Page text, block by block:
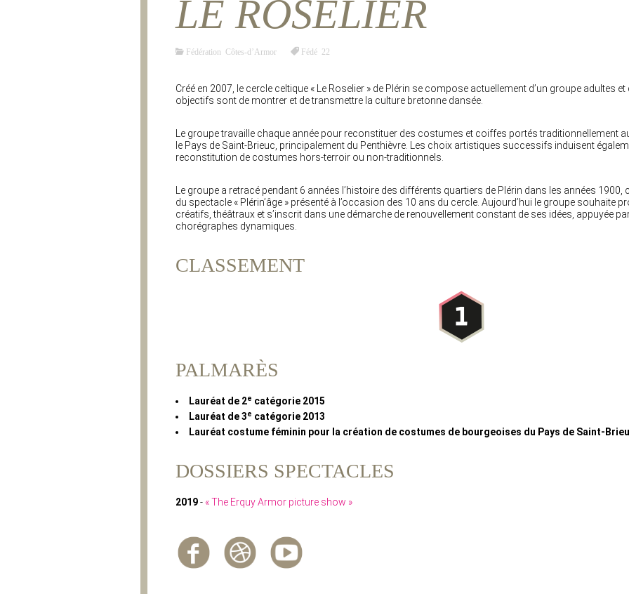
LE ROSELIER
Fédération Côtes-d’Armor Fédé 22
Créé en 2007, le cercle celtique « Le Roselier » de Plérin se compose actuellement d’un groupe adultes
objectifs sont de montrer et de transmettre la culture bretonne dansée.
Le groupe travaille chaque année pour reconstituer des costumes et coiffes portés traditionnellement
le Pays de Saint-Brieuc, principalement du Penthièvre. Les choix artistiques successifs induisent
reconstitution de costumes hors-terroir ou non-traditionnels.
Le groupe a retracé pendant 6 années l’histoire des différents quartiers de Plérin dans les années 1900,
du spectacle « Plérin’âge » présenté à l’occasion des 10 ans du cercle. Aujourd’hui le groupe souhaite
créatifs, théâtraux et s’inscrit dans une démarche de renouvellement constant de ses idées, appuyée
chorégraphes dynamiques.
CLASSEMENT
PALMARÈS
Lauréat de 2e catégorie 2015
Lauréat de 3e catégorie 2013
Lauréat costume féminin pour la création de costumes de bourgeoises du Pays de Saint-
DOSSIERS SPECTACLES
2019- « The Erquy Armor picture show »